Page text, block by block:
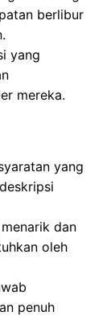
berlibur
yang
mereka.
yang
dan
oleh
penuh